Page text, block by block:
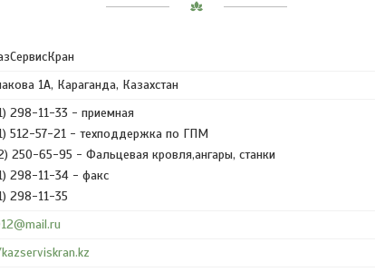
1А, Караганда, Казахстан
298-11-33
приемная
512-57-21
техподдержка по ГПМ
250-65-95
Фальцевая кровля,ангары, станки
298-11-34
факс
298-11-35